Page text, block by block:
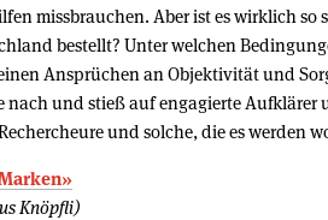
missbrauchen. Aber ist es wirklich so
bestellt? Unter welchen
Ansprüchen an Objektivität und
nach und stieß auf engagierte Aufklärer
und solche, die es werden
Knöpfli)